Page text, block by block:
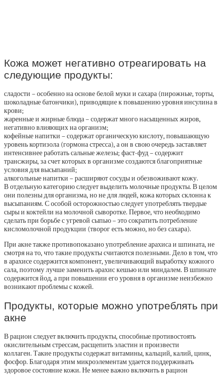
Кожа может негативно отреагировать на
следующие продукты:
сладости – особенно на основе белой муки и сахара (пирожные, торты,
шоколадные батончики), приводящие к повышению уровня инсулина в
крови;
жаренные и жирные блюда – содержат много насыщенных жиров,
негативно влияющих на организм;
кофейные напитки – содержат органическую кислоту, повышающую
уровень кортизола (гормона стресса), а он в свою очередь заставляет
интенсивнее работать сальные железы; фаст-фуд – содержит
трансжиры, за счет которых в организме создаются благоприятные
условия для высыпаний;
алкогольные напитки – расширяют сосуды и обезвоживают кожу.
В отдельную категорию следует выделить молочные продукты. В целом
они полезны для организма, но не для людей, кожа которых склонна к
высыпаниям. С особой осторожностью следует употреблять твердые
сыры и коктейли на молочной сыворотке. Первое, что необходимо
сделать при борьбе с угревой сыпью – это сократить потребление
кисломолочной продукции (творог есть можно, но без сахара).
При акне также противопоказано употребление арахиса и шпината, не
смотря на то, что такие продукты считаются полезными. Дело в том, что
в арахисе содержится компонент, увеличивающий выработку кожного
сала, поэтому лучше заменить арахис кешью или миндалем. В шпинате
содержится йод, а при повышении его уровня в организме неизбежно
возникают проблемы с кожей.
Продукты, которые можно употреблять при
акне
В рацион следует включить продукты, способные противостоять
окислительным стрессам, расщепить эластин и произвести
коллаген. Такие продукты содержат витамины, кальций, калий, цинк,
фосфор. Благодаря этим микроэлементам удается поддерживать
здоровое состояние кожи. Не менее важно включить в рацион